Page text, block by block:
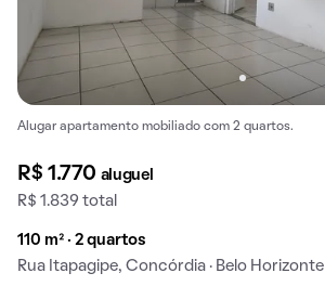
Alugar apartamento mobiliado com 2 quartos.
R$ 1.770 aluguel
R$ 1.839 total
110 m² · 2 quartos
Rua Itapagipe, Concórdia · Belo Horizonte